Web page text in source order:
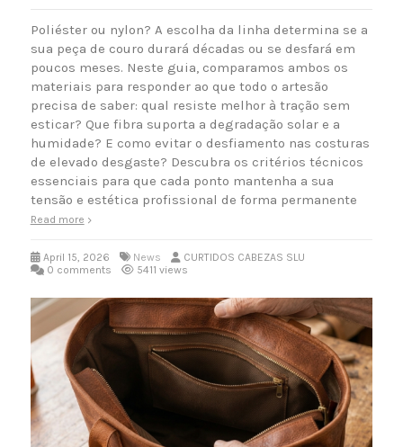
Poliéster ou nylon? A escolha da linha determina se a
sua peça de couro durará décadas ou se desfará em
poucos meses. Neste guia, comparamos ambos os
materiais para responder ao que todo o artesão
precisa de saber: qual resiste melhor à tração sem
esticar? Que fibra suporta a degradação solar e a
humidade? E como evitar o desfiamento nas costuras
de elevado desgaste? Descubra os critérios técnicos
essenciais para que cada ponto mantenha a sua
tensão e estética profissional de forma permanente
Read more
April 15, 2026 News
CURTIDOS CABEZAS SLU
0 comments
5411 views